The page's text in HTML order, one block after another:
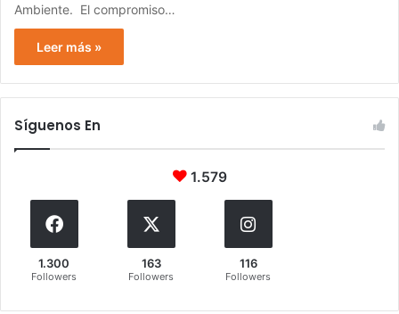
Ambiente. El compromiso…
Leer más »
Síguenos En
1.579
1.300
Followers
163
Followers
116
Followers